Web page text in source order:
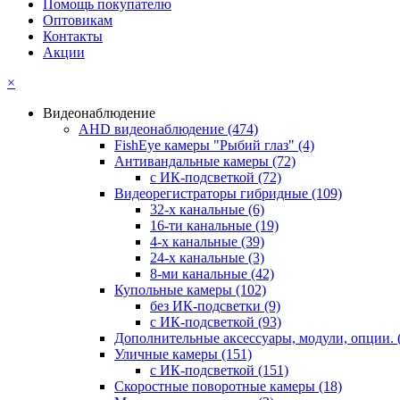
Помощь покупателю
Оптовикам
Контакты
Акции
×
Видеонаблюдение
AHD видеонаблюдение (474)
FishEye камеры "Рыбий глаз" (4)
Антивандальные камеры (72)
с ИК-подсветкой (72)
Видеорегистраторы гибридные (109)
32-х канальные (6)
16-ти канальные (19)
4-х канальные (39)
24-х канальные (3)
8-ми канальные (42)
Купольные камеры (102)
без ИК-подсветки (9)
с ИК-подсветкой (93)
Дополнительные аксессуары, модули, опции.
Уличные камеры (151)
с ИК-подсветкой (151)
Скоростные поворотные камеры (18)